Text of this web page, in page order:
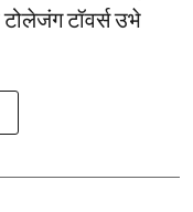
टॉवर्स उभे